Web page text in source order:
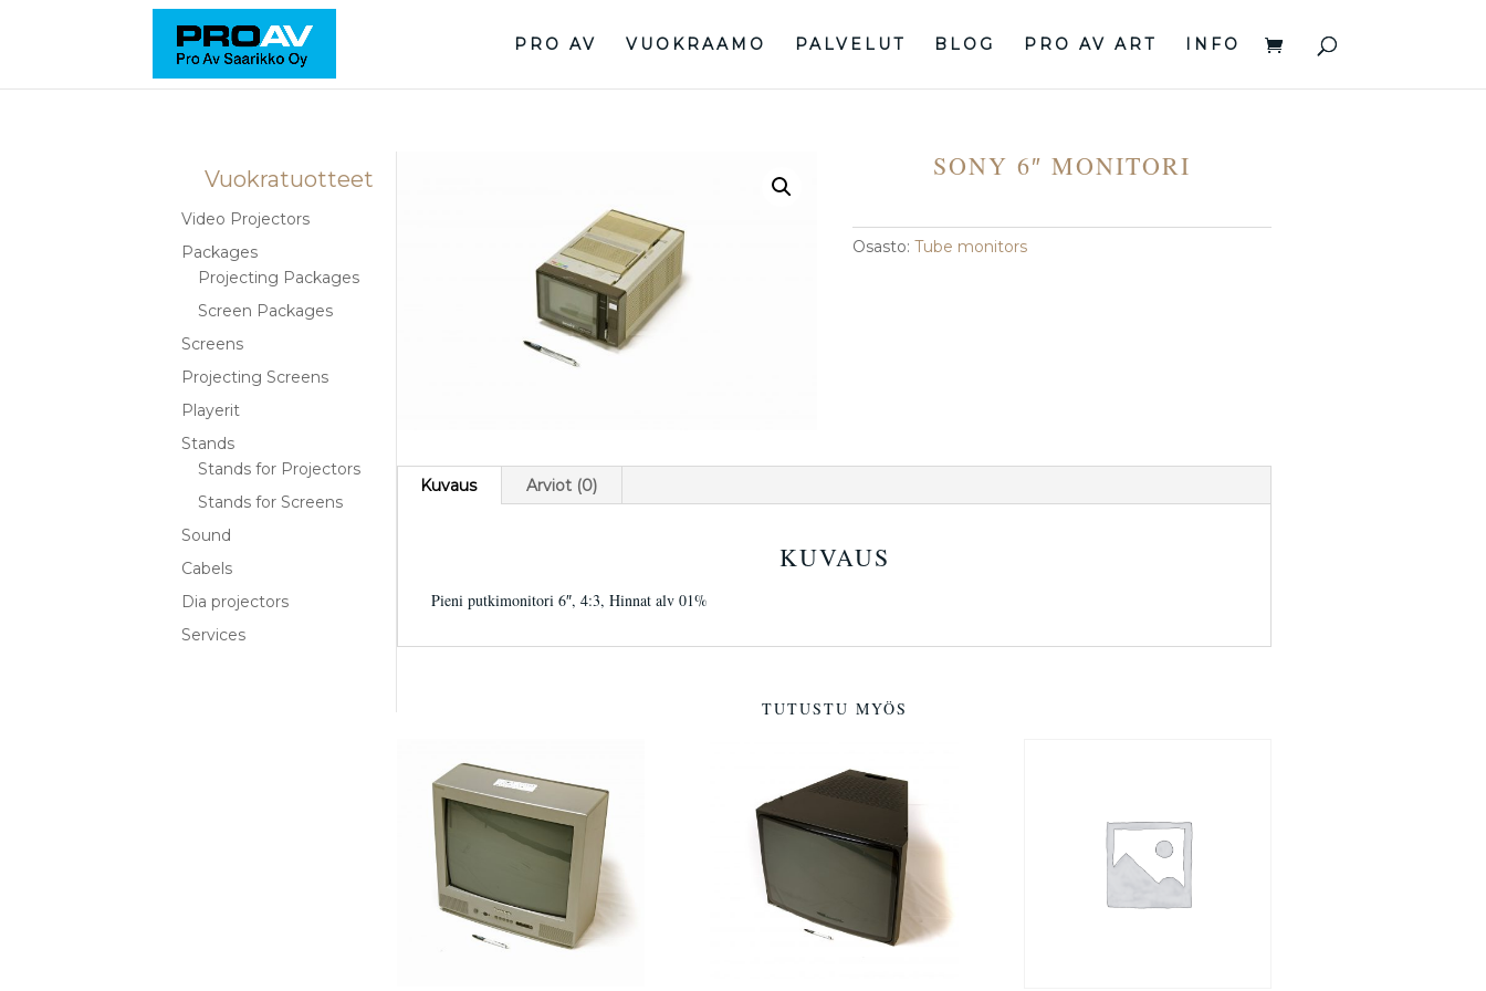
PRO AV VUOKRAAMO PALVELUT BLOG PRO AV ART INFO
SONY 6″ MONITORI
Osasto: Tube monitors
Kuvaus Arviot (0)
KUVAUS
Pieni putkimonitori 6″, 4:3, Hinnat alv 01%
TUTUSTU MYÖS
Vuokratuotteet
Video Projectors
Packages
Projecting Packages
Screen Packages
Screens
Projecting Screens
Playerit
Stands
Stands for Projectors
Stands for Screens
Sound
Cabels
Dia projectors
Services